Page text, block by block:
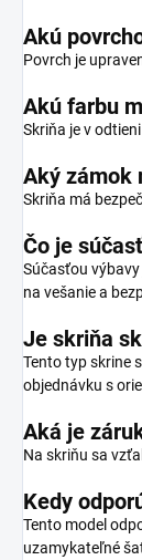
Akú
Povrch je
Akú farbu
Skriňa je v
Aký zámok
Skriňa má
Čo je
Súčasťou
na vešanie a
Je skriňa
Tento typ skrine
objednávku s
Aká je
Na skriňu sa
Kedy
Tento model
uzamykateľné